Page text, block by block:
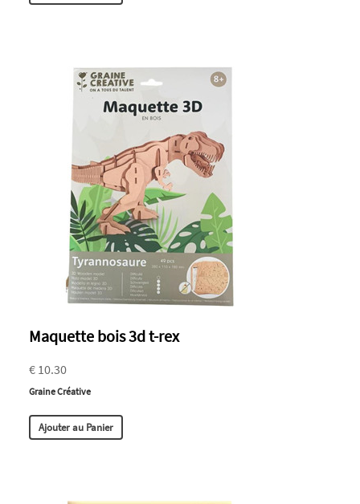
Maquette bois 3d t-rex
€ 10.30
Graine Créative
Ajouter au Panier